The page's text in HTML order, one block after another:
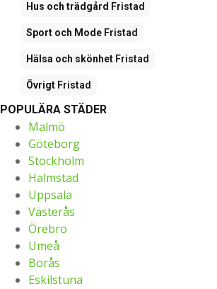
Hus och trädgård Fristad
Sport och Mode Fristad
Hälsa och skönhet Fristad
Övrigt Fristad
POPULÄRA STÄDER
Malmö
Göteborg
Stockholm
Halmstad
Uppsala
Västerås
Örebro
Umeå
Borås
Eskilstuna